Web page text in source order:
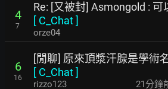
4
7
Re: [又被封] Asmongold :
[ C_Chat]
orze04
6
16
[閒聊] 原來頂漿汗腺是學術
[ C_Chat]
rizzo123 21分鐘